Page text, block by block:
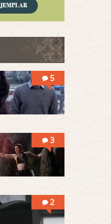
verla y nunca lo …
5
3
2